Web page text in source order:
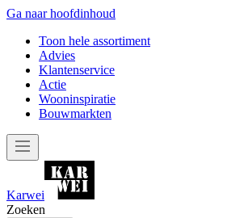
Ga naar hoofdinhoud
Toon hele assortiment
Advies
Klantenservice
Actie
Wooninspiratie
Bouwmarkten
Karwei
Zoeken